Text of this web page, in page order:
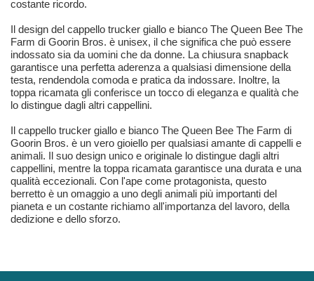
costante ricordo.
Il design del cappello trucker giallo e bianco The Queen Bee The
Farm di Goorin Bros. è unisex, il che significa che può essere
indossato sia da uomini che da donne. La chiusura snapback
garantisce una perfetta aderenza a qualsiasi dimensione della
testa, rendendola comoda e pratica da indossare. Inoltre, la
toppa ricamata gli conferisce un tocco di eleganza e qualità che
lo distingue dagli altri cappellini.
Il cappello trucker giallo e bianco The Queen Bee The Farm di
Goorin Bros. è un vero gioiello per qualsiasi amante di cappelli e
animali. Il suo design unico e originale lo distingue dagli altri
cappellini, mentre la toppa ricamata garantisce una durata e una
qualità eccezionali. Con l'ape come protagonista, questo
berretto è un omaggio a uno degli animali più importanti del
pianeta e un costante richiamo all'importanza del lavoro, della
dedizione e dello sforzo.